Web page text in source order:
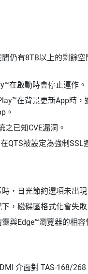
仍有8TB以上的剩餘
在啟動時會停止運作。
在背景更新App時，
。
之已知CVE漏洞。
QTS被設定為強制SSL
，日光節約選項未出現
，磁碟區格式化會失敗
與Edge™瀏覽器的相容
介面對 TAS-168/